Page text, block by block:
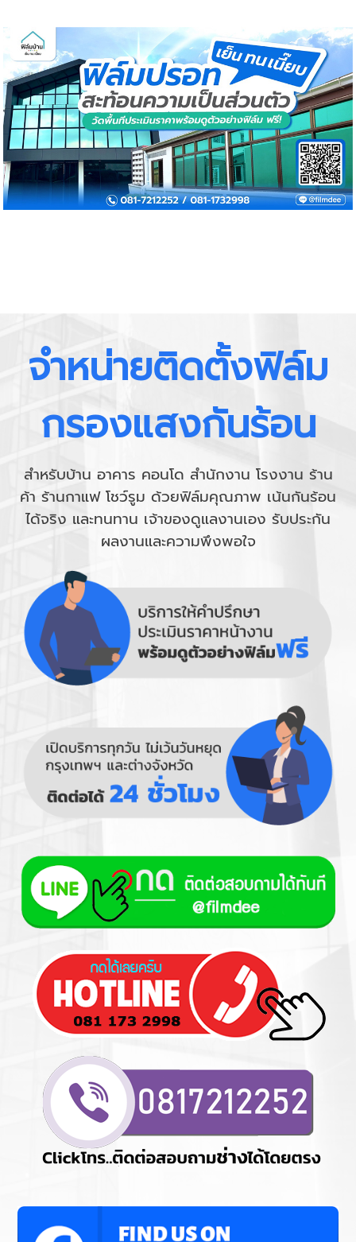
จำหน่ายติดตั้งฟิล์ม
กรองแสงกันร้อน
สำหรับบ้าน อาคาร คอนโด สำนักงาน โรงงาน ร้าน
ค้า ร้านกาแฟ โชว์รูม ด้วยฟิล์มคุณภาพ เน้นกันร้อน
ได้จริง และทนทาน เจ้าของดูแลงานเอง รับประกัน
ผลงานและความพึงพอใจ